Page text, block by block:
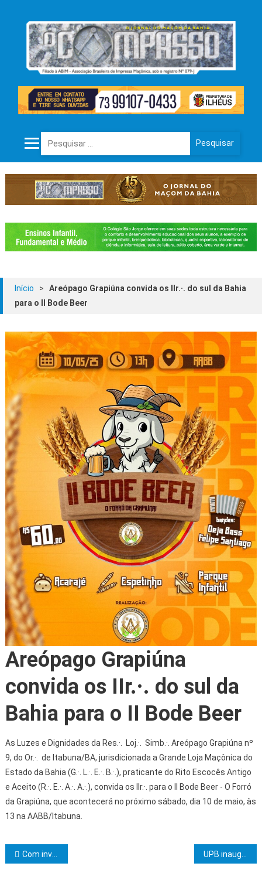
Pesquisar por:
Início >
Areópago Grapiúna convida os IIr.·. do sul da Bahia
para o II Bode Beer
Areópago Grapiúna
convida os IIr.·. do sul da
Bahia para o II Bode Beer
As Luzes e Dignidades da Res.·. Loj.·. Simb.·. Areópago Grapiúna nº
9, do Or.·. de Itabuna/BA, jurisdicionada a Grande Loja Maçônica do
Estado da Bahia (G.·. L.·. E.·. B.·.), praticante do Rito Escocês Antigo
e Aceito (R.·. E.·. A.·. A.·.), convida os IIr.·. para o II Bode Beer - O Forró
da Grapiúna, que acontecerá no próximo sábado, dia 10 de maio, às
13 na AABB/Itabuna.
Navegação de Post
Com investimento do Governo do Estado, Feira de Santana recebe Seminário de Gestão em Turismo da Bahia UPB inaugura Espaço UPB Mulheres Municipalistas e entrega melhorias para atender gestores